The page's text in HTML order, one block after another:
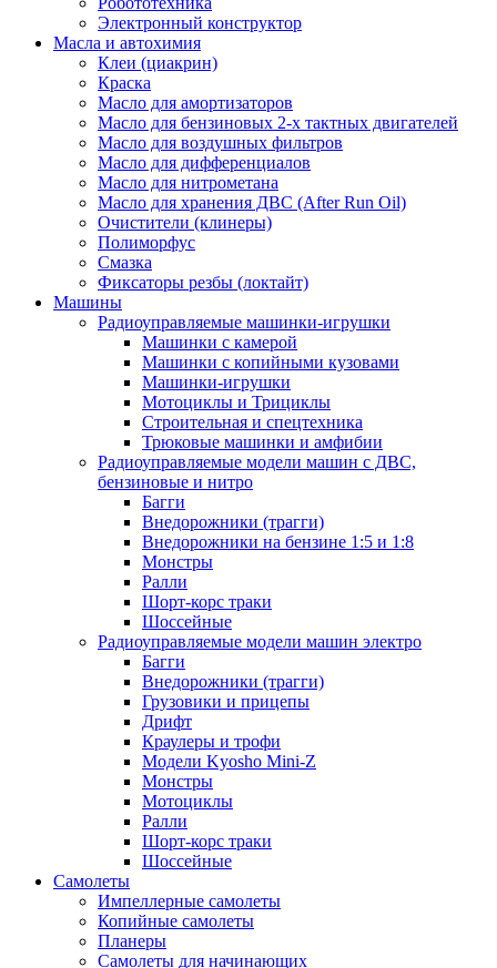
Электронный конструктор
Масла и автохимия
Клеи (циакрин)
Краска
Масло для амортизаторов
Масло для бензиновых 2-х тактных двигателей
Масло для воздушных фильтров
Масло для дифференциалов
Масло для нитрометана
Масло для хранения ДВС (After Run Oil)
Очистители (клинеры)
Полиморфус
Смазка
Фиксаторы резбы (локтайт)
Машины
Радиоуправляемые машинки-игрушки
Машинки с камерой
Машинки с копийными кузовами
Машинки-игрушки
Мотоциклы и Трициклы
Строительная и спецтехника
Трюковые машинки и амфибии
Радиоуправляемые модели машин с ДВС,
бензиновые и нитро
Багги
Внедорожники (трагги)
Внедорожники на бензине 1:5 и 1:8
Монстры
Ралли
Шорт-корс траки
Шоссейные
Радиоуправляемые модели машин электро
Багги
Внедорожники (трагги)
Грузовики и прицепы
Дрифт
Краулеры и трофи
Модели Kyosho Mini-Z
Монстры
Мотоциклы
Ралли
Шорт-корс траки
Шоссейные
Самолеты
Импеллерные самолеты
Копийные самолеты
Планеры
Самолеты для начинающих